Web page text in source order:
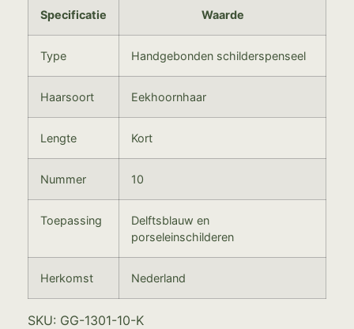
Specificatie Waarde
Type Handgebonden schilderspenseel
Haarsoort Eekhoornhaar
Lengte Kort
Nummer 10
Toepassing
Delftsblauw en
porseleinschilderen
Herkomst Nederland
SKU: GG-1301-10-K